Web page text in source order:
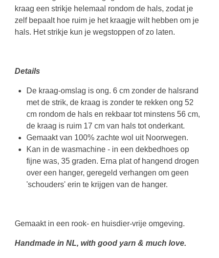
kraag een strikje helemaal rondom de hals, zodat je
zelf bepaalt hoe ruim je het kraagje wilt hebben om je
hals. Het strikje kun je wegstoppen of zo laten.
Details
De kraag-omslag is ong. 6 cm zonder de halsrand
met de strik, de kraag is zonder te rekken ong 52
cm rondom de hals en rekbaar tot minstens 56 cm,
de kraag is ruim 17 cm van hals tot onderkant.
Gemaakt van 100% zachte wol uit Noorwegen.
Kan in de wasmachine - in een dekbedhoes op
fijne was, 35 graden. Erna plat of hangend drogen
over een hanger, geregeld verhangen om geen
'schouders' erin te krijgen van de hanger.
Gemaakt in een rook- en huisdier-vrije omgeving.
Handmade in NL, with good yarn & much love.